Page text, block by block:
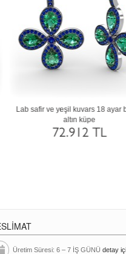
altın
Sitrin ve siyah zirkon 8
26.617
Üretim Süresi: 6 – 7 İŞ GÜNÜ detay